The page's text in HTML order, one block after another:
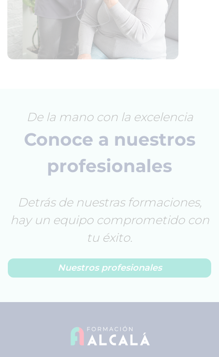
De la mano con la excelencia
Conoce a nuestros
profesionales
Detrás de nuestras formaciones,
hay un equipo comprometido con
tu éxito.
Nuestros profesionales